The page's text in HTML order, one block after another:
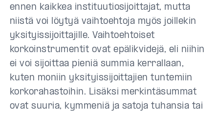
ennen kaikkea instituutiosijoittajat, mutta
niistä voi löytyä vaihtoehtoja myös joillekin
yksityissijoittajille. Vaihtoehtoiset
korkoinstrumentit ovat epälikvidejä, eli niihin
ei voi sijoittaa pieniä summia kerrallaan,
kuten moniin yksityissijoittajien tuntemiin
korkorahastoihin. Lisäksi merkintäsummat
ovat suuria, kymmeniä ja satoja tuhansia tai